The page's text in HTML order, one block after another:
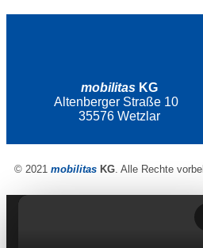
mobilitas KG
Altenberger Straße 10
35576 Wetzlar
© 2021 mobilitas KG. Alle Rechte